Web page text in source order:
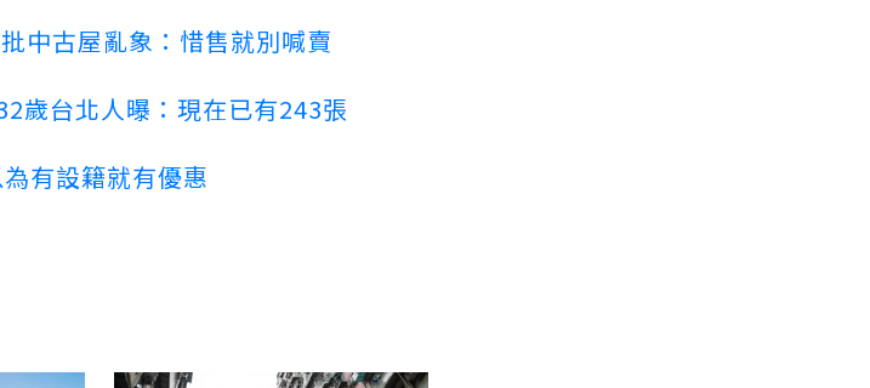
中古屋亂象：惜售就別喊賣
歲台北人曝：現在已有243張
有設籍就有優惠